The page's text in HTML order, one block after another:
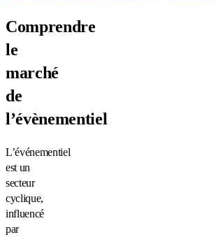
Comprendre
le
marché
de
l’évènementiel
L’événementiel
est un
secteur
cyclique,
influencé
par